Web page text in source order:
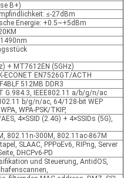
B+)
≤-27dBm
Energie: +0.5~+5dBm
+ MT7612EN (5GHz)
ECONET EN7526GT/ACTH
512MB DDR3
G.984.3, IEEE802.11 a/b/g/n/ac
b/g/n/ac, 64/128-bit WEP
WPA-PSK/TKIP,
4×SSID (2.4G) + 4×SSIDs (5G),
802.11n-300M, 802.11ac-867M
SLAAC, PPPoEv6, RIPng, Server
DHCPv6-PD
und Steuerung, AntidOS,